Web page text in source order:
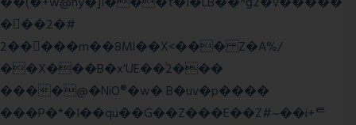
��ٕ�2�#
2�����m��8Ml��X<��� Z�A%/
��X���B�x'UE��֔2���
����@�NiO®�w� B�uv�p����
���P�*�I��qu��G��Z��� E��Z#~��i+ᄐ